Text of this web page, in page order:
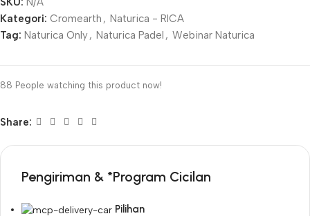
Kategori: Cromearth , Naturica - RICA
Tag: Naturica Only, Naturica Padel , Webinar Naturica
88 People watching this product now!
Share:
Pengiriman & *Program Cicilan
Pilihan